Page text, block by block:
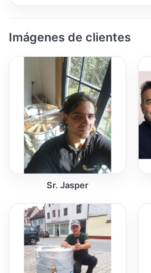
Imágenes de clientes
Sr. Jasper